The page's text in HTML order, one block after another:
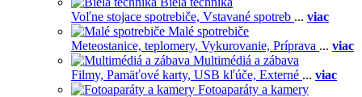
Voľne stojace spotrebiče, Vstavané spotreb ... viac
Malé spotrebiče
Meteostanice, teplomery, Vykurovanie, Príprava ... viac
Multimédiá a zábava
Filmy, Pamäťové karty, USB kľúče, Externé ... viac
Fotoaparáty a kamery